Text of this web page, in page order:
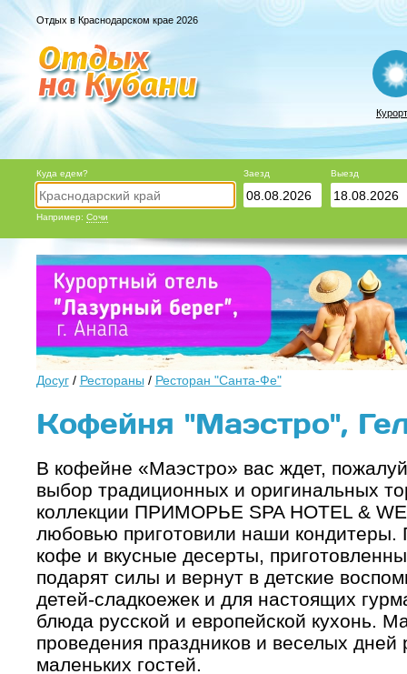
Отдых в Краснодарском крае 2026
Куда едем?
Например: Сочи
Заезд Выезд
Досуг/ Рестораны / Ресторан "Санта-Фе"
Кофейня "Маэстро",
В кофейне «Маэстро» вас ждет,
выбор традиционных и оригинальных
коллекции ПРИМОРЬЕ SPA HOTEL &
любовью приготовили наши кондитеры.
кофе и вкусные десерты,
подарят силы и вернут в детские
детей-сладкоежек и для настоящих
блюда русской и европейской кухонь.
проведения праздников и веселых
маленьких гостей.